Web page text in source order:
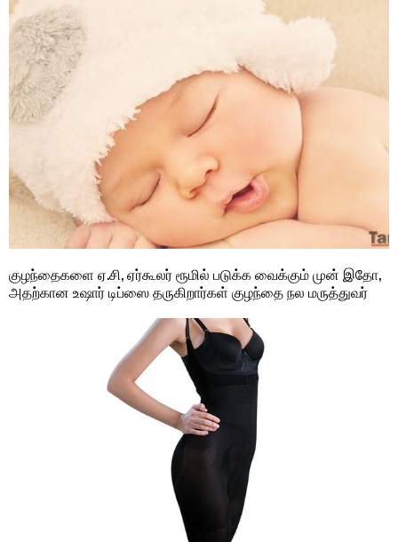
குழந்தைகளை ஏ.சி, ஏர்கூலர் ரூமில் படுக்க வைக்கும் முன் இதோ,
அதற்கான உஷார் டிப்ஸை தருகிறார்கள் குழந்தை நல மருத்துவர்